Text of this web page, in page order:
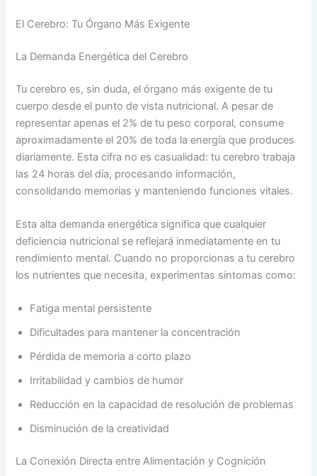
El Cerebro: Tu Órgano Más Exigente
La Demanda Energética del Cerebro
Tu cerebro es, sin duda, el órgano más exigente de tu
cuerpo desde el punto de vista nutricional. A pesar de
representar apenas el 2% de tu peso corporal, consume
aproximadamente el 20% de toda la energía que produces
diariamente. Esta cifra no es casualidad: tu cerebro trabaja
las 24 horas del día, procesando información,
consolidando memorias y manteniendo funciones vitales.
Esta alta demanda energética significa que cualquier
deficiencia nutricional se reflejará inmediatamente en tu
rendimiento mental. Cuando no proporcionas a tu cerebro
los nutrientes que necesita, experimentas síntomas como:
Fatiga mental persistente
Dificultades para mantener la concentración
Pérdida de memoria a corto plazo
Irritabilidad y cambios de humor
Reducción en la capacidad de resolución de problemas
Disminución de la creatividad
La Conexión Directa entre Alimentación y Cognición